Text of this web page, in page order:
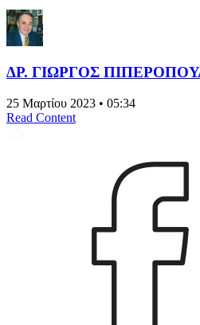
ΔΡ. ΓΙΩΡΓΟΣ
25 Μαρτίου 2023 • 05:34
Read Content